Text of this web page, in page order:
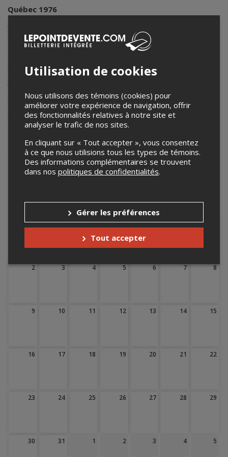
Québec 1976
André Duquette vient de reprendre la manufacture de tapis
de son père :"Moquettes Duquette".
Entre l'impatient nouveau PDG et untrès lucratif
comptable aussi naïf qu'incompétent.
André croit qu'il sera facile de faire renvoyer
employé, mais ... nous sommes en1976et les choses ont
changé!
On ne sedébarasseplus d'unecitronaussi facilement !
Rabais de groupe - 16 personnes et plus - disponible.
Pour réservation : 418 338-1255
Août2026
Dim Lun Mar Mer Jeu Ven Sam
26 27 28 29 30 31
2 3 4 5 6 7 8
9 10 11 12 13 14 15
16 17 18 19 20 21 22
23 24 25 26 27 28 29
30 31 1 2 3 4 5
Utilisation de cookies
Nous utilisons des témoins (cookies) pour
améliorer votre expérience de navigation, offrir
des fonctionnalités relatives à notre site et
analyser le trafic de nos sites.
En cliquant sur « Tout accepter », vous consentez
à ce que nous utilisions tous les types de témoins.
Des informations complémentaires se trouvent
dans nos politiques de confidentialités.
Gérer les préférences
Tout accepter